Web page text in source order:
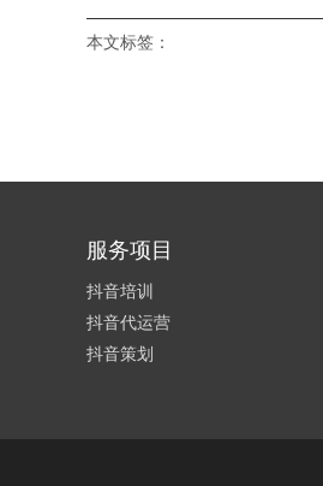
本文标签：
服务项目
抖音培训
抖音代运营
抖音策划